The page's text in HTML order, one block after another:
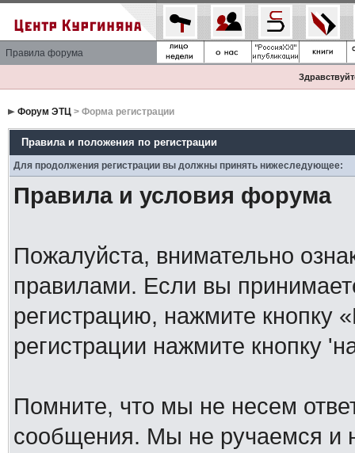
Правила форума
Форум ЭТЦ> Форма регистрации
Правила и положения по регистрации
Для продолжения регистрации вы должны принять нижеследующее:
Правила и условия форума
Пожалуйста, внимательно
правилами. Если вы
регистрацию, нажмите кнопку
регистрации нажмите кнопку
Помните, что мы не несем
сообщения. Мы не ручаемся и